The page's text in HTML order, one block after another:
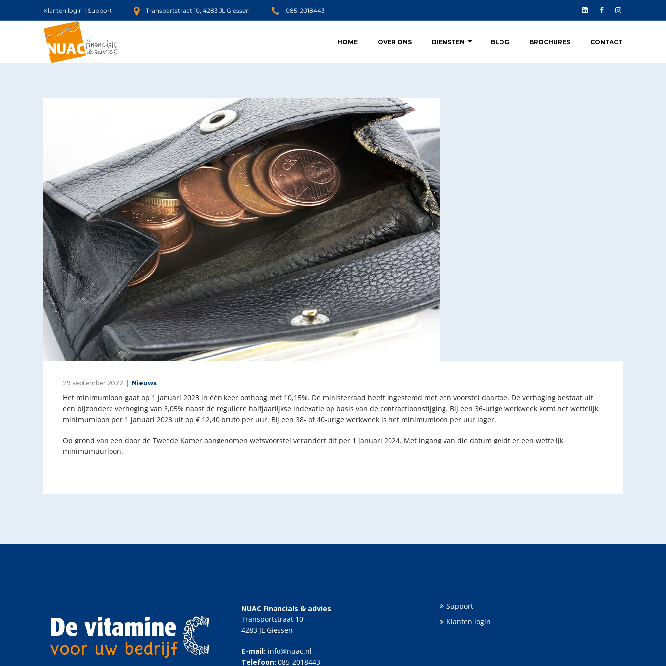
Klanten login | Support Transportstraat 10, 4283 JL Giessen 085-2018443
HOME OVER ONS DIENSTEN BLOG BROCHURES CONTACT
29 september 2022 Nieuws
Het minimumloon gaat op 1 januari 2023 in één keer omhoog met 10,15%. De ministerraad heeft ingestemd met een voorstel daartoe. De verhoging bestaat uit
een bijzondere verhoging van 8,05% naast de reguliere halfjaarlijkse indexatie op basis van de contractloonstijging. Bij een 36-urige werkweek komt het wettelijk
minimumloon per 1 januari 2023 uit op € 12,40 bruto per uur. Bij een 38- of 40-urige werkweek is het minimumloon per uur lager.
Op grond van een door de Tweede Kamer aangenomen wetsvoorstel verandert dit per 1 januari 2024. Met ingang van die datum geldt er een wettelijk
minimumuurloon.
NUAC Financials & advies
Transportstraat 10
4283 JL Giessen
E-mail: info@nuac.nl
Telefoon: 085-2018443
Support
Klanten login